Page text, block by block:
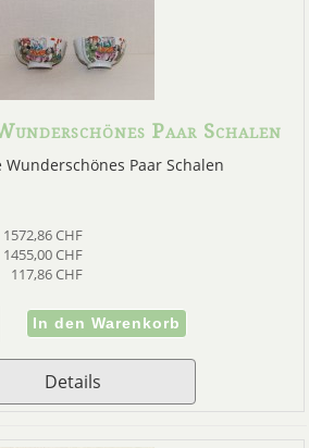
Paar Schalen
Wunderschönes Paar Schalen
1572,86 CHF
1455,00 CHF
117,86 CHF
Details